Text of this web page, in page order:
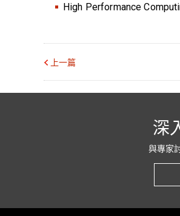
High Performance
上一篇
深
與專家